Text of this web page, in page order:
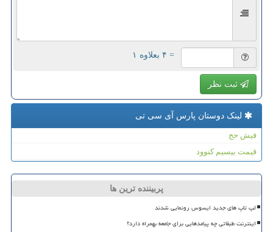
= ۴ بعلاوه ۱
ثبت نظر
لینک دوستان پارس آی سی تی
فیش حج
قیمت بیسیم کنوود
پربیننده ترین ها
لپ تاپ های جدید ایسوس رونمایی شدند
اینترنت طبقاتی چه پیامدهایی برای جامعه بهمراه دارد؟